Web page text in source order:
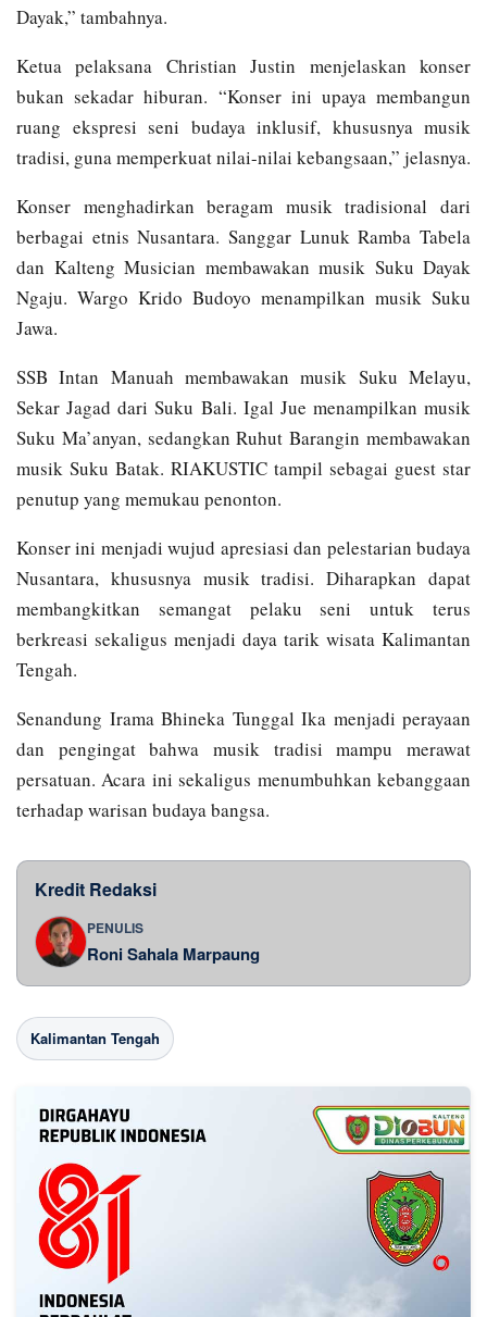
Dayak,” tambahnya.
Ketua pelaksana Christian Justin menjelaskan konser
bukan sekadar hiburan. “Konser ini upaya membangun
ruang ekspresi seni budaya inklusif, khususnya musik
tradisi, guna memperkuat nilai-nilai kebangsaan,” jelasnya.
Konser menghadirkan beragam musik tradisional dari
berbagai etnis Nusantara. Sanggar Lunuk Ramba Tabela
dan Kalteng Musician membawakan musik Suku Dayak
Ngaju. Wargo Krido Budoyo menampilkan musik Suku
Jawa.
SSB Intan Manuah membawakan musik Suku Melayu,
Sekar Jagad dari Suku Bali. Igal Jue menampilkan musik
Suku Ma’anyan, sedangkan Ruhut Barangin membawakan
musik Suku Batak. RIAKUSTIC tampil sebagai guest star
penutup yang memukau penonton.
Konser ini menjadi wujud apresiasi dan pelestarian budaya
Nusantara, khususnya musik tradisi. Diharapkan dapat
membangkitkan semangat pelaku seni untuk terus
berkreasi sekaligus menjadi daya tarik wisata Kalimantan
Tengah.
Senandung Irama Bhineka Tunggal Ika menjadi perayaan
dan pengingat bahwa musik tradisi mampu merawat
persatuan. Acara ini sekaligus menumbuhkan kebanggaan
terhadap warisan budaya bangsa.
Kredit Redaksi
PENULIS
Roni Sahala Marpaung
Kalimantan Tengah